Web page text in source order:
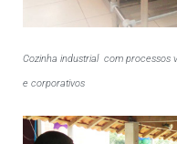
Cozinha industrial com processos
e corporativos